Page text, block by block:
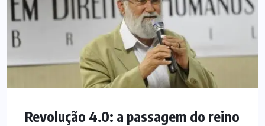
Revolução 4.0: a passagem do reino